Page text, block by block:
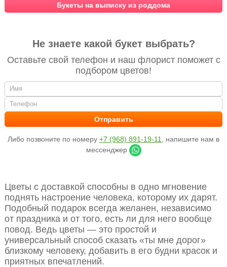
Букеты на выписку из роддома
Не знаете какой букет выбрать?
Оставьте свой телефон и наш флорист поможет с
подбором цветов!
Либо позвоните по номеру +7 (968) 891-19-11
, напишите нам в
мессенджер
Цветы с доставкой способны в одно мгновение
поднять настроение человека, которому их дарят.
Подобный подарок всегда желанен, независимо
от праздника и от того, есть ли для него вообще
повод. Ведь цветы — это простой и
универсальный способ сказать «ты мне дорог»
близкому человеку, добавить в его будни красок и
приятных впечатлений.